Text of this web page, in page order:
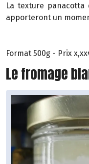
La texture panacotta
apporteront un
Format 500g - Prix
Le fromage